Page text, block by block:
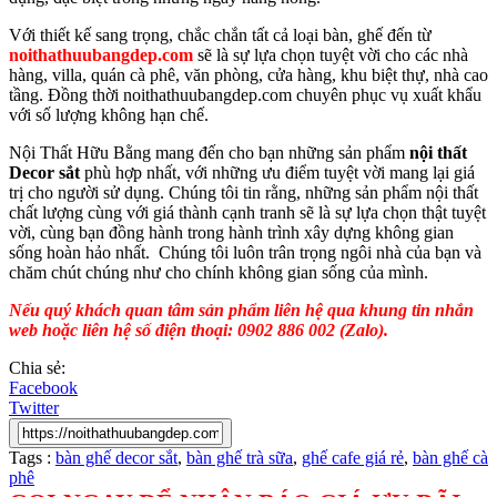
Với thiết kế sang trọng, chắc chắn tất cả loại bàn, ghế đến từ
noithathuubangdep.com sẽ là sự lựa chọn tuyệt vời cho các nhà
hàng, villa, quán cà phê, văn phòng, cửa hàng, khu biệt thự, nhà cao
tầng. Đồng thời noithathuubangdep.com chuyên phục vụ xuất khẩu
với số lượng không hạn chế.
Nội Thất Hữu Bằng mang đến cho bạn những sản phẩm nội thất
Decor sắt phù hợp nhất, với những ưu điểm tuyệt vời mang lại giá
trị cho người sử dụng. Chúng tôi tin rằng, những sản phẩm nội thất
chất lượng cùng với giá thành cạnh tranh sẽ là sự lựa chọn thật tuyệt
vời, cùng bạn đồng hành trong hành trình xây dựng không gian
sống hoàn hảo nhất. Chúng tôi luôn trân trọng ngôi nhà của bạn và
chăm chút chúng như cho chính không gian sống của mình.
Nếu quý khách quan tâm sản phẩm liên hệ qua khung tin nhắn
web hoặc liên hệ số điện thoại: 0902 886 002 (Zalo).
Chia sẻ:
Facebook
Twitter
Tags : bàn ghế decor sắt, bàn ghế trà sữa, ghế cafe giá rẻ, bàn ghế cà
phê